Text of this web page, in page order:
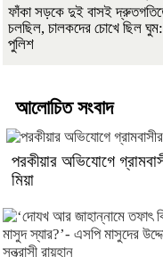
ফাঁকা সড়কে দুই বাসই
চলছিল, চালকদের চোখে ছিল ঘুম:
পুলিশ
আলোচিত সংবাদ
পরকীয়ার অভিযোগে
মিয়া